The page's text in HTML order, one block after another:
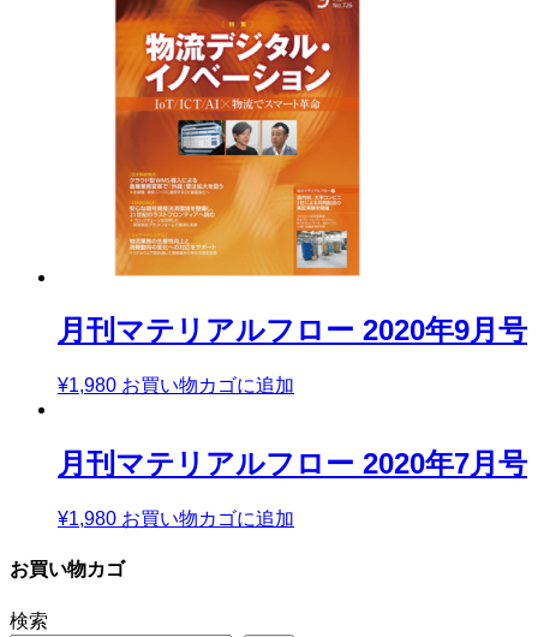
月刊マテリアルフロー 2020年9月号
¥1,980 お買い物カゴに追加
月刊マテリアルフロー 2020年7月号
¥1,980 お買い物カゴに追加
お買い物カゴ
検索